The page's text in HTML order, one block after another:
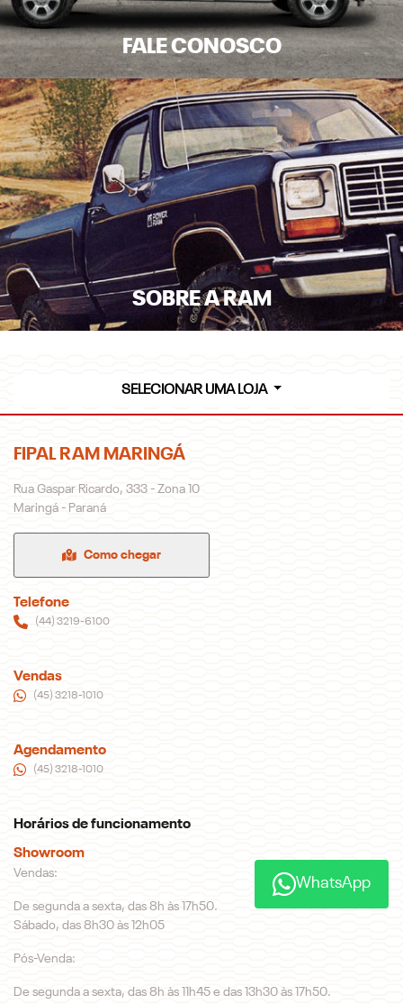
FALE CONOSCO
SOBRE A RAM
SELECIONAR UMA LOJA
FIPAL RAM MARINGÁ
Rua Gaspar Ricardo, 333 - Zona 10
Maringá - Paraná
Como chegar
Telefone
(44) 3219-6100
Vendas
(45) 3218-1010
Agendamento
(45) 3218-1010
Horários de funcionamento
Showroom
Vendas:
De segunda a sexta, das 8h às 17h50.
Sábado, das 8h30 às 12h05
Pós-Venda:
De segunda a sexta, das 8h às 11h45 e das 13h30 às 17h50.
WhatsApp